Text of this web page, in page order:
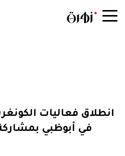
انطلاق فعاليات
في أبوظبي